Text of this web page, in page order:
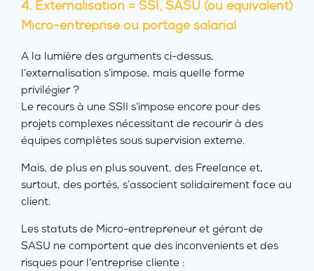
4. Externalisation = SSI, SASU (ou équivalent)
Micro-entreprise ou portage salarial
A la lumière des arguments ci-dessus,
l’externalisation s’impose, mais quelle forme
privilégier ?
Le recours à une SSII s’impose encore pour des
projets complexes nécessitant de recourir à des
équipes complètes sous supervision externe.
Mais, de plus en plus souvent, des Freelance et,
surtout, des portés, s’associent solidairement face au
client.
Les statuts de Micro-entrepreneur et gérant de
SASU ne comportent que des inconvenients et des
risques pour l’entreprise cliente :